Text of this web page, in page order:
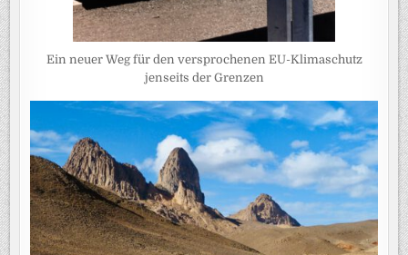
Ein neuer Weg für den versprochenen EU-Klimaschutz
jenseits der Grenzen